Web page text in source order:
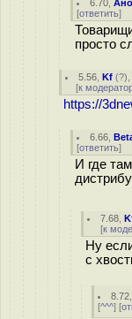
6.70 ,
[ответить]
просто
5.56 ,Kf (?),
[к
https://
6.66 ,
[ответить]
И где
7.68 ,
[к
Ну
с
8.72
[^^^] [